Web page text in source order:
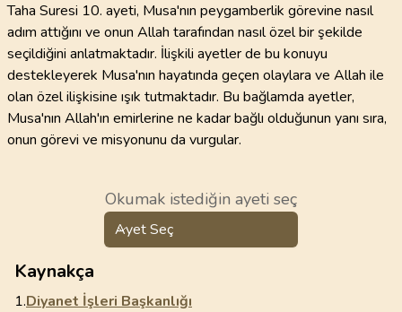
Taha Suresi 10. ayeti, Musa'nın peygamberlik görevine nasıl
adım attığını ve onun Allah tarafından nasıl özel bir şekilde
seçildiğini anlatmaktadır. İlişkili ayetler de bu konuyu
destekleyerek Musa'nın hayatında geçen olaylara ve Allah ile
olan özel ilişkisine ışık tutmaktadır. Bu bağlamda ayetler,
Musa'nın Allah'ın emirlerine ne kadar bağlı olduğunun yanı sıra,
onun görevi ve misyonunu da vurgular.
Okumak istediğin ayeti seç
Ayet Seç
Kaynakça
1.Diyanet İşleri Başkanlığı